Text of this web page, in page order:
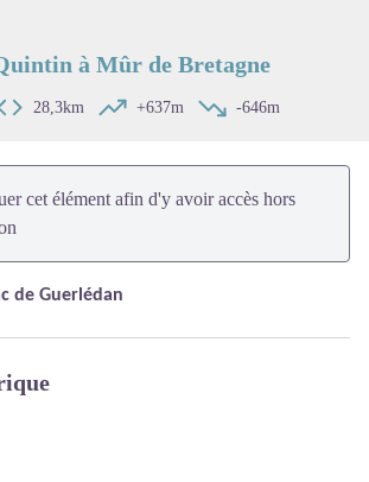
à Mûr de Bretagne
28,3km +637m
-646m
cet élément afin d'y avoir accès hors
de Guerlédan